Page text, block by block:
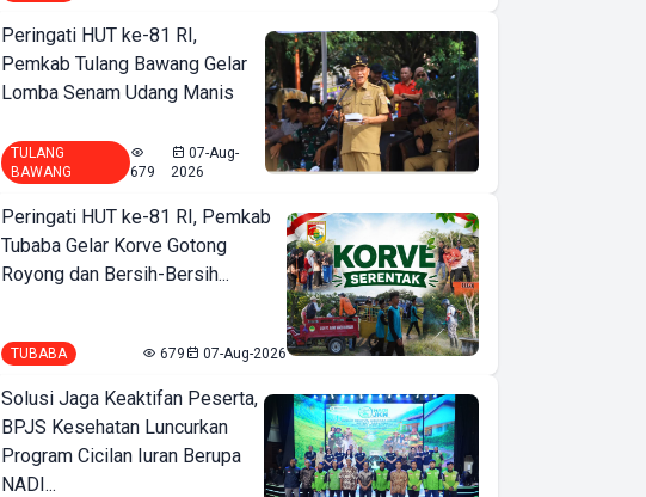
Peringati HUT ke-81 RI,
Pemkab Tulang Bawang Gelar
Lomba Senam Udang Manis
TULANG
BAWANG
679
07-Aug-
2026
Peringati HUT ke-81 RI, Pemkab
Tubaba Gelar Korve Gotong
Royong dan Bersih-Bersih...
TUBABA 679 07-Aug-2026
Solusi Jaga Keaktifan Peserta,
BPJS Kesehatan Luncurkan
Program Cicilan Iuran Berupa
NADI...